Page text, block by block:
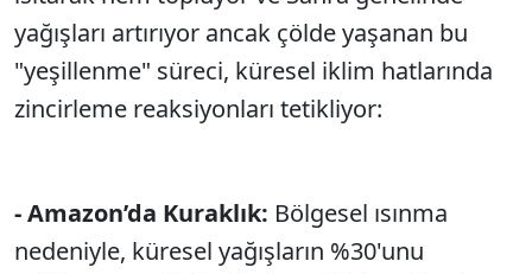
yağışları artırıyor ancak çölde yaşanan bu
"yeşillenme" süreci, küresel iklim hatlarında
zincirleme reaksiyonları tetikliyor:
- Amazon’da Kuraklık: Bölgesel ısınma
nedeniyle, küresel yağışların %30'unu